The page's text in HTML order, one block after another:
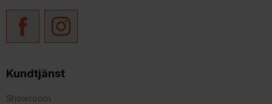
Kundtjänst
Showroom